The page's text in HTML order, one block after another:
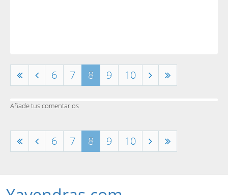
6 7 8 9 10
Añade tus comentarios
6 7 8 9 10